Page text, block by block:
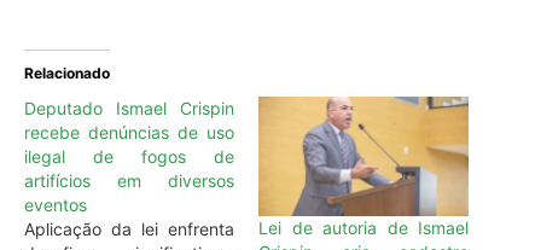
Relacionado
Deputado Ismael Crispin
recebe denúncias de uso
ilegal de fogos de
artifícios em diversos
eventos
Aplicação da lei enfrenta
Lei de autoria de Ismael